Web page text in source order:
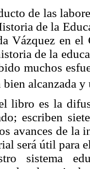
de las
de la
Vázquez en
de la
muchos
bien alcanzada
libro es la
escriben
avances de la
será útil para
sistema